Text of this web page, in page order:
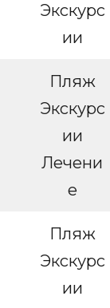
Экскурс
ии
Пляж
Экскурс
ии
Лечени
е
Пляж
Экскурс
ии